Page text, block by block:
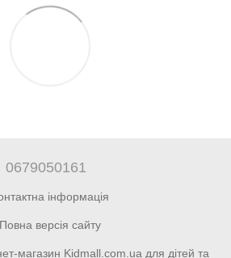
0679050161
інформація
Повна версія сайту
магазин Kidmall.com.ua для дітей та